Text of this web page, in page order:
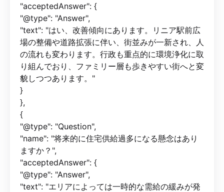
"acceptedAnswer": {
"@type": "Answer",
"text": "はい、改善傾向にあります。リニア駅前広
場の整備や道路拡張に伴い、街並みが一新され、人
の流れも変わります。行政も重点的に環境浄化に取
り組んでおり、ファミリー層も歩きやすい街へと変
貌しつつあります。"
}
},
{
"@type": "Question",
"name": "将来的に住宅供給過多になる懸念はあり
ますか？",
"acceptedAnswer": {
"@type": "Answer",
"text": "エリアによっては一時的な需給の緩みが発